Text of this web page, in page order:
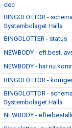
dec
BINGOLOTTOR -
Systembolaget Hälla
BINGOLOTTER - status
NEWBODY - eft.best.
NEWBODY - har nu
BINGOLOTTOR -
BINGOLOTTOR -
Systembolaget Hälla
NEWBODY -